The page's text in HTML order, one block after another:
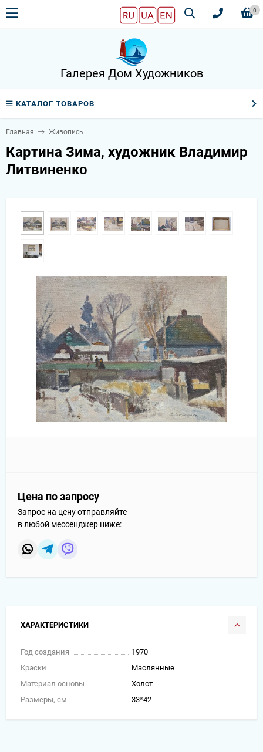
0
Галерея Дом Художников
КАТАЛОГ ТОВАРОВ
Главная Живопись
Картина Зима, художник Владимир
Литвиненко
Цена по запросу
Запрос на цену отправляйте
в любой мессенджер ниже:
ХАРАКТЕРИСТИКИ
Год создания
1970
Краски
Маслянные
Материал основы
Холст
Размеры, см
33*42